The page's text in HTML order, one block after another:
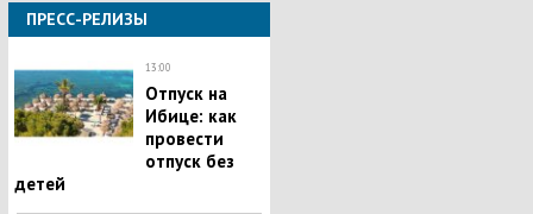
ПРЕСС-РЕЛИЗЫ
13:00
Отпуск на
Ибице: как
провести
отпуск без
детей